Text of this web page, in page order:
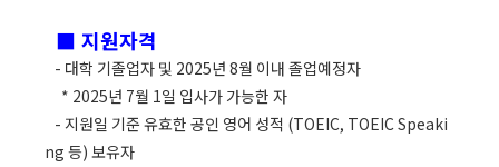
■ 지원자격
- 대학 기졸업자 및 2025년 8월 이내 졸업예정자
* 2025년 7월 1일 입사가 가능한 자
- 지원일 기준 유효한 공인 영어 성적 (TOEIC, TOEIC Speaki
ng 등) 보유자